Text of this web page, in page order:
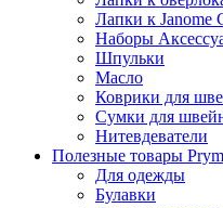
Лапки к Janome
Наборы
Шпульки
Масло
Коврики для
Сумки для
Нитевдеватели
Полезные товары Prym
Для одежды
Булавки